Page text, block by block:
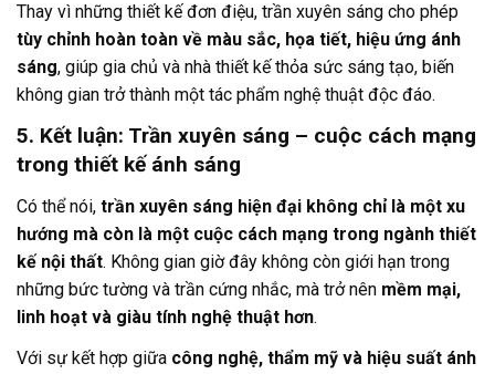
Thay vì những thiết kế đơn điệu, trần xuyên sáng cho phép
tùy chỉnh hoàn toàn về màu sắc, họa tiết, hiệu ứng ánh
sáng, giúp gia chủ và nhà thiết kế thỏa sức sáng tạo, biến
không gian trở thành một tác phẩm nghệ thuật độc đáo.
5. Kết luận: Trần xuyên sáng – cuộc cách mạng
trong thiết kế ánh sáng
Có thể nói, trần xuyên sáng hiện đại không chỉ là một xu
hướng mà còn là một cuộc cách mạng trong ngành thiết
kế nội thất. Không gian giờ đây không còn giới hạn trong
những bức tường và trần cứng nhắc, mà trở nên mềm mại,
linh hoạt và giàu tính nghệ thuật hơn.
Với sự kết hợp giữa công nghệ, thẩm mỹ và hiệu suất ánh